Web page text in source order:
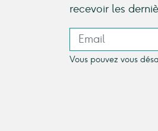
recevoir les
Vous pouvez vous